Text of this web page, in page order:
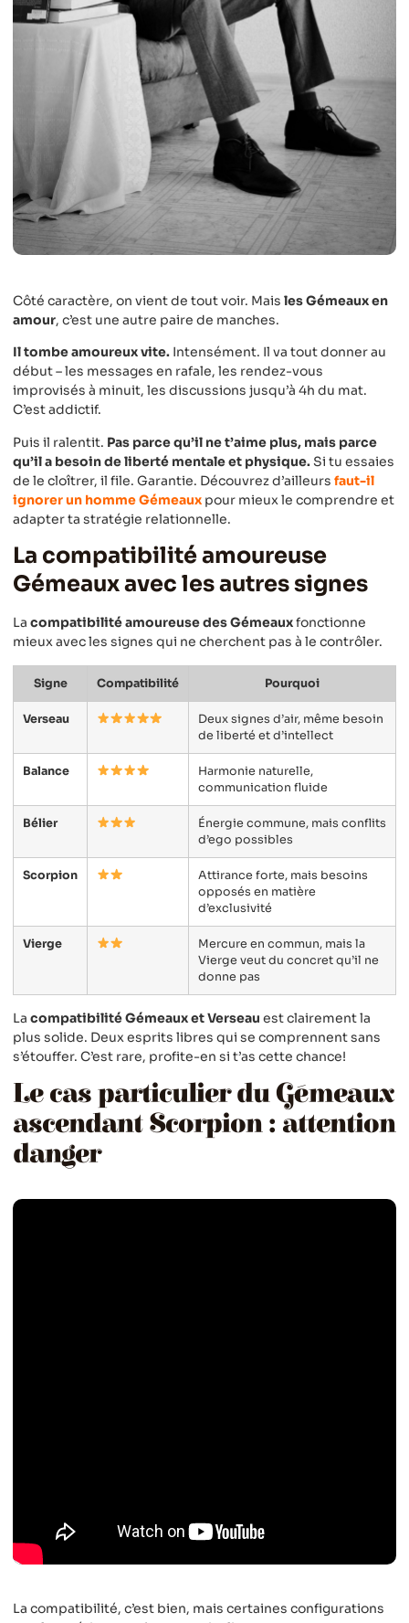
Côté caractère, on vient de tout voir. Mais les Gémeaux en
amour, c’est une autre paire de manches.
Il tombe amoureux vite. Intensément. Il va tout donner au
début – les messages en rafale, les rendez-vous
improvisés à minuit, les discussions jusqu’à 4h du mat.
C’est addictif.
Puis il ralentit. Pas parce qu’il ne t’aime plus, mais parce
qu’il a besoin de liberté mentale et physique.Si tu essaies
de le cloîtrer, il file. Garantie. Découvrez d’ailleurs faut-il
ignorer un homme Gémeaux pour mieux le comprendre et
adapter ta stratégie relationnelle.
La compatibilité amoureuse
Gémeaux avec les autres signes
La compatibilité amoureuse des Gémeauxfonctionne
mieux avec les signes qui ne cherchent pas à le contrôler.
Signe Compatibilité Pourquoi
Verseau
Deux signes d’air, même besoin
de liberté et d’intellect
Balance
Harmonie naturelle,
communication fluide
Bélier
Énergie commune, mais conflits
d’ego possibles
Scorpion
Attirance forte, mais besoins
opposés en matière
d’exclusivité
Vierge
Mercure en commun, mais la
Vierge veut du concret qu’il ne
donne pas
La compatibilité Gémeaux et Verseau est clairement la
plus solide. Deux esprits libres qui se comprennent sans
s’étouffer. C’est rare, profite-en si t’as cette chance!
Le cas particulier du Gémeaux
ascendant Scorpion : attention
danger
La compatibilité, c’est bien, mais certaines configurations